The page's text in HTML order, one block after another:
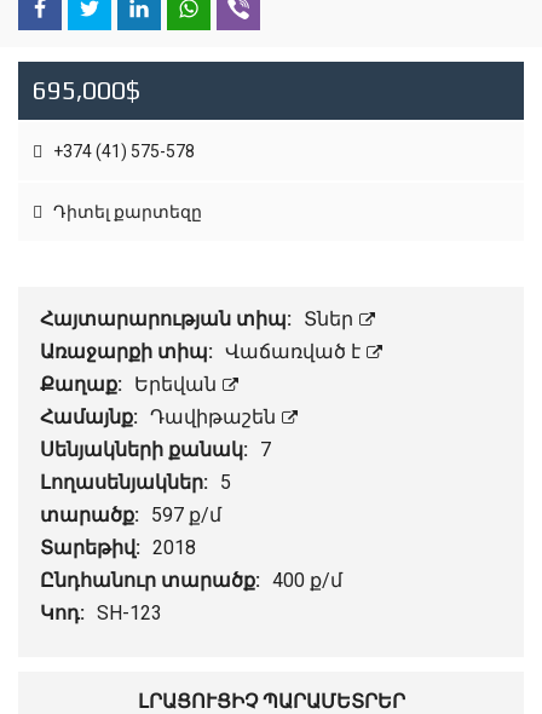
695,000$
+374 (41) 575-578
Դիտել քարտեզը
Հայտարարության տիպ: Տներ
Առաջարքի տիպ: Վաճառված է
Քաղաք: Երեվան
Համայնք: Դավիթաշեն
Սենյակների քանակ: 7
Լողասենյակներ: 5
տարածք: 597 ք/մ
Տարեթիվ: 2018
Ընդհանուր տարածք: 400 ք/մ
Կոդ: SH-123
ԼՐԱՑՈՒՑԻՉ ՊԱՐԱՄԵՏՐԵՐ